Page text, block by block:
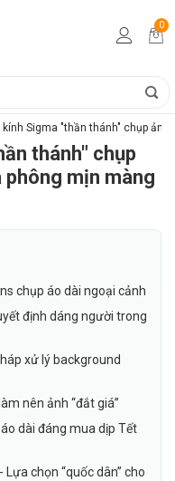
0
kính Sigma "thần thánh" chụp
thánh" chụp
phông mịn màng
chụp áo dài ngoại cảnh
định dáng người trong
xử lý background
nên ảnh “đắt giá”
dài đáng mua dịp Tết
chọn “quốc dân” cho